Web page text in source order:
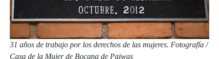
31 años de trabajo por los derechos de las mujeres. Fotografía /
Casa de la Mujer de Bocana de Paiwas